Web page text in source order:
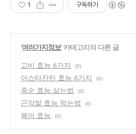
1 구독하기
'여러가지정보' 카테고리의 다른 글
고비 효능 6가지 (0)
아스타잔틴 효능 6가지 (0)
죽순 효능 삶는법 (0)
곤약쌀 효능 먹는법 (0)
복어 효능 (0)